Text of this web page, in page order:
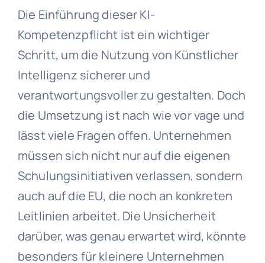
Die Einführung dieser KI-
Kompetenzpflicht ist ein wichtiger
Schritt, um die Nutzung von Künstlicher
Intelligenz sicherer und
verantwortungsvoller zu gestalten. Doch
die Umsetzung ist nach wie vor vage und
lässt viele Fragen offen. Unternehmen
müssen sich nicht nur auf die eigenen
Schulungsinitiativen verlassen, sondern
auch auf die EU, die noch an konkreten
Leitlinien arbeitet. Die Unsicherheit
darüber, was genau erwartet wird, könnte
besonders für kleinere Unternehmen